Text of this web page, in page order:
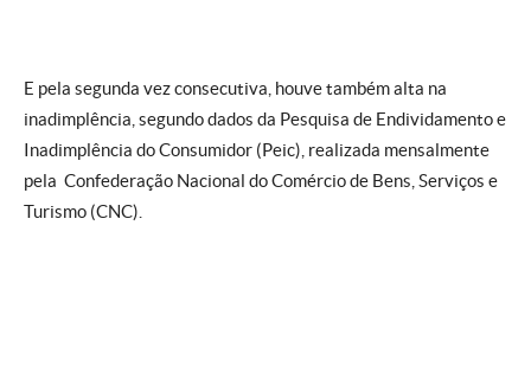
E pela segunda vez consecutiva, houve também alta na
inadimplência, segundo dados da Pesquisa de Endividamento e
Inadimplência do Consumidor (Peic), realizada mensalmente
pela Confederação Nacional do Comércio de Bens, Serviços e
Turismo (CNC).